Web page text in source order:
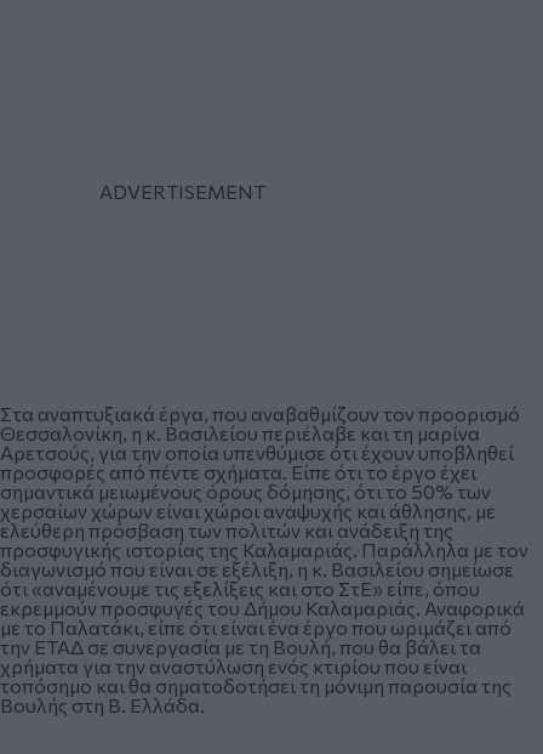
Στα αναπτυξιακά έργα, που αναβαθμίζουν τον προορισμό
Θεσσαλονίκη, η κ. Βασιλείου περιέλαβε και τη μαρίνα
Αρετσούς, για την οποία υπενθύμισε ότι έχουν υποβληθεί
προσφορές από πέντε σχήματα. Είπε ότι το έργο έχει
σημαντικά μειωμένους όρους δόμησης, ότι το 50% των
χερσαίων χώρων είναι χώροι αναψυχής και άθλησης, με
ελεύθερη πρόσβαση των πολιτών και ανάδειξη της
προσφυγικής ιστορίας της Καλαμαριάς. Παράλληλα με τον
διαγωνισμό που είναι σε εξέλιξη, η κ. Βασιλείου σημείωσε
ότι «αναμένουμε τις εξελίξεις και στο ΣτΕ» είπε, όπου
εκρεμμούν προσφυγές του Δήμου Καλαμαριάς. Αναφορικά
με το Παλατάκι, είπε ότι είναι ένα έργο που ωριμάζει από
την ΕΤΑΔ σε συνεργασία με τη Βουλή, που θα βάλει τα
χρήματα για την αναστύλωση ενός κτιρίου που είναι
τοπόσημο και θα σηματοδοτήσει τη μόνιμη παρουσία της
Βουλής στη Β. Ελλάδα.